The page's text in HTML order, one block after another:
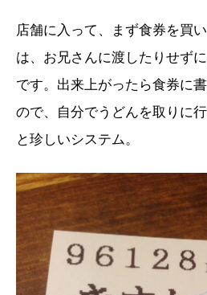
店舗に入って、まず食券を買
は、お兄さんに渡したりせず
です。出来上がったら食券に
ので、自分でうどんを取りに
と珍しいシステム。